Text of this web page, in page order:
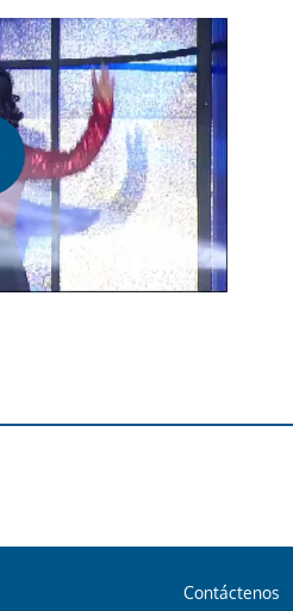
Contáctenos